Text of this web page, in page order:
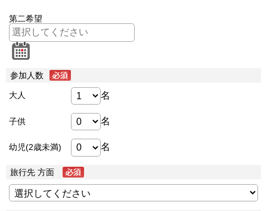
第二希望
参加人数
大人 名
子供 名
幼児(2歳未満) 名
旅行先 方面